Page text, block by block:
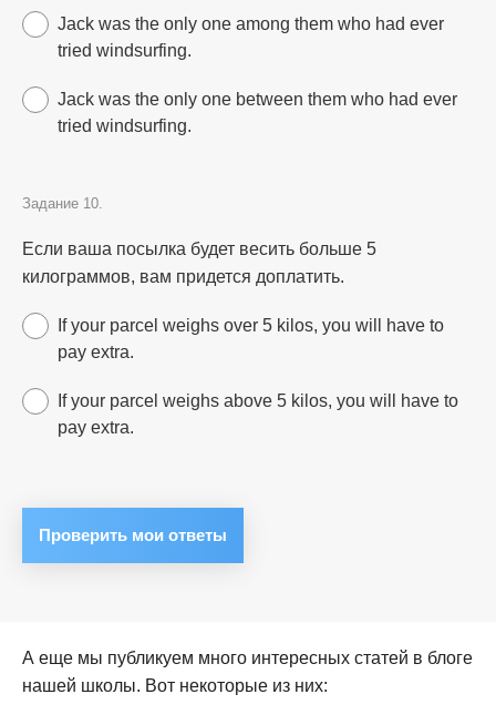
Jack was the only one among them who had ever
tried windsurfing.
Jack was the only one between them who had ever
tried windsurfing.
Задание 10.
Если ваша посылка будет весить больше 5
килограммов, вам придется доплатить.
If your parcel weighs over 5 kilos, you will have to
pay extra.
If your parcel weighs above 5 kilos, you will have to
pay extra.
А еще мы публикуем много интересных статей в блоге
нашей школы. Вот некоторые из них: